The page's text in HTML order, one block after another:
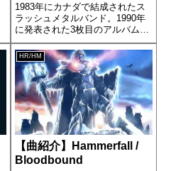
1983年にカナダで結成されたス
ラッシュメタルバンド。1990年
に発表された3枚目のアルバム
[Soldiers of Misfortune]の3曲目
に収録されています。
HR/HM
【曲紹介】Hammerfall /
Bloodbound